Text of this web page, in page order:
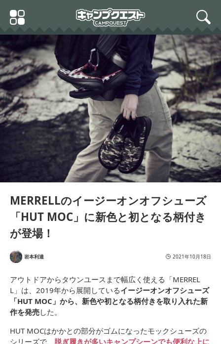
Primary
Menu
search
MERRELLのイージーオンオフシューズ
「HUT MOC」に新色と初となる柄付き
が登場！
岩本利達 2021年10月18日
アウトドアからタウンユースまで幅広く使える「MERREL
L」は、2019年から展開しているイージーオンオフシューズ
「HUT MOC」から、新色や初となる柄付きを取り入れた新
作を発売した。
HUT MOCはかかとの部分がゴムになったモックシューズの
シリーズで、 脱ぎ履きが多いキャンプシーンでも便利な上に
[メレル] スニーカー Hut
Moc メンズ ネイビー/ブリ
ンドル 27.0 cm M
ハット モック メンズ